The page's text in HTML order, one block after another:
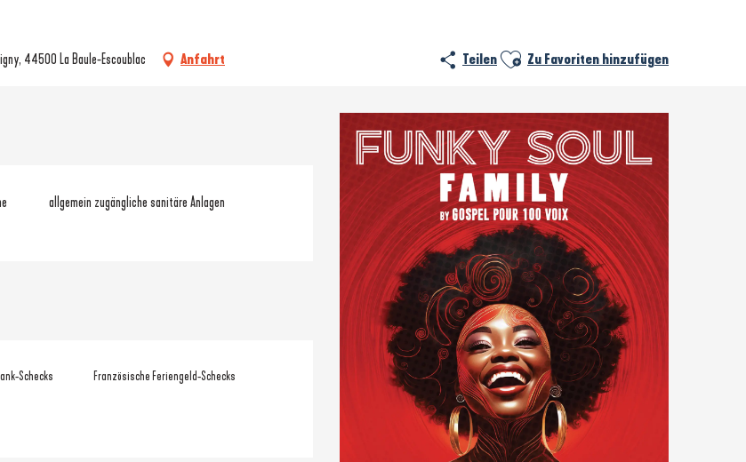
44500 La Baule-Escoublac Anfahrt Teilen Ajouter aux favoris
Zu Favoriten hinzufügen
allgemein zugängliche sanitäre Anlagen
Schecks Französische Feriengeld-Schecks